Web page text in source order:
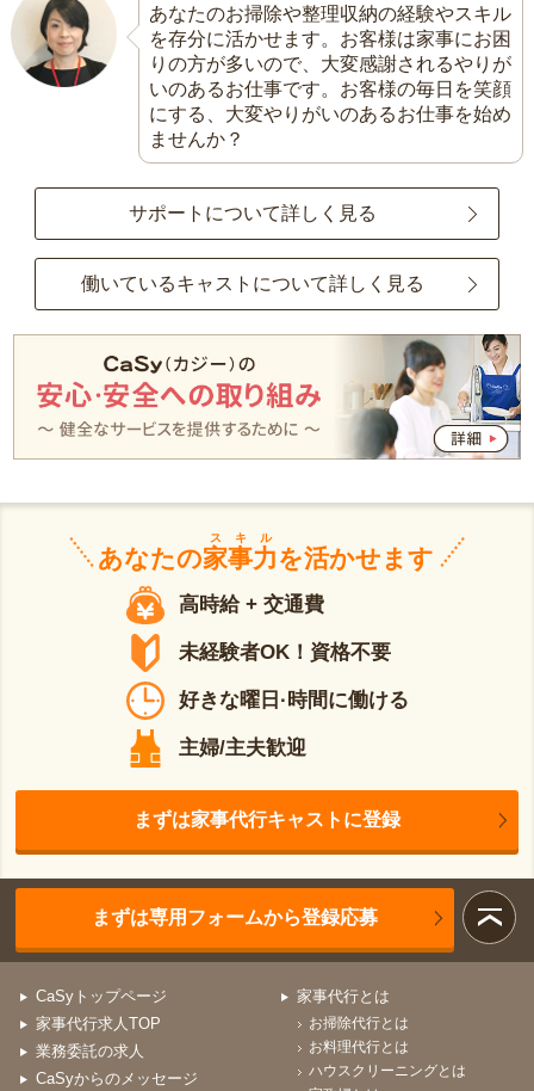
あなたのお掃除や整理収納の経験やスキル
を存分に活かせます。お客様は家事にお困
りの方が多いので、大変感謝されるやりが
いのあるお仕事です。お客様の毎日を笑顔
にする、大変やりがいのあるお仕事を始め
ませんか？
サポートについて詳しく見る
働いているキャストについて詳しく見る
あなたの家事力
スキル
を活かせます
高時給 + 交通費
未経験者OK！資格不要
好きな曜日·時間に働ける
主婦/主夫歓迎
まずは家事代行キャストに登録
まずは専用フォームから登録応募
CaSyトップページ
家事代行求人TOP
業務委託の求人
CaSyからのメッセージ
家事代行とは
お掃除代行とは
お料理代行とは
ハウスクリーニングとは